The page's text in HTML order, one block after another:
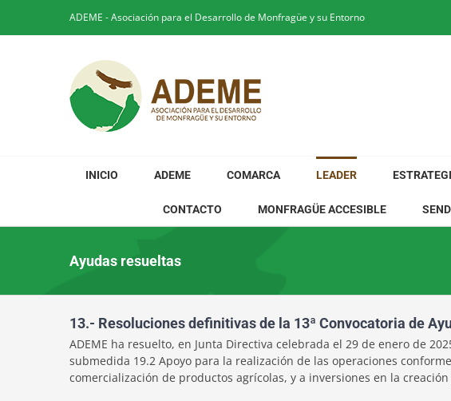
ADEME - Asociación para el Desarrollo de Monfragüe y su Entorno
INICIO ADEME COMARCA LEADER
CONTACTO MONFRAGÜE ACCESIBLE
Ayudas resueltas
13.- Resoluciones definitivas de la 13ª Convocatoria de
ADEME ha resuelto, en Junta Directiva celebrada el 29 de enero de
submedida 19.2 Apoyo para la realización de las operaciones
comercialización de productos agrícolas, y a inversiones en la